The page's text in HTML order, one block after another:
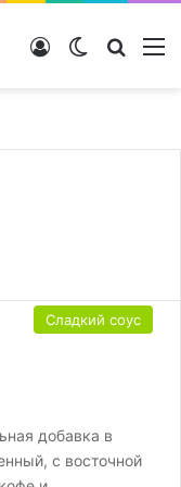
Switch skin
Войти
Сладкий соус
добавка в
с восточной